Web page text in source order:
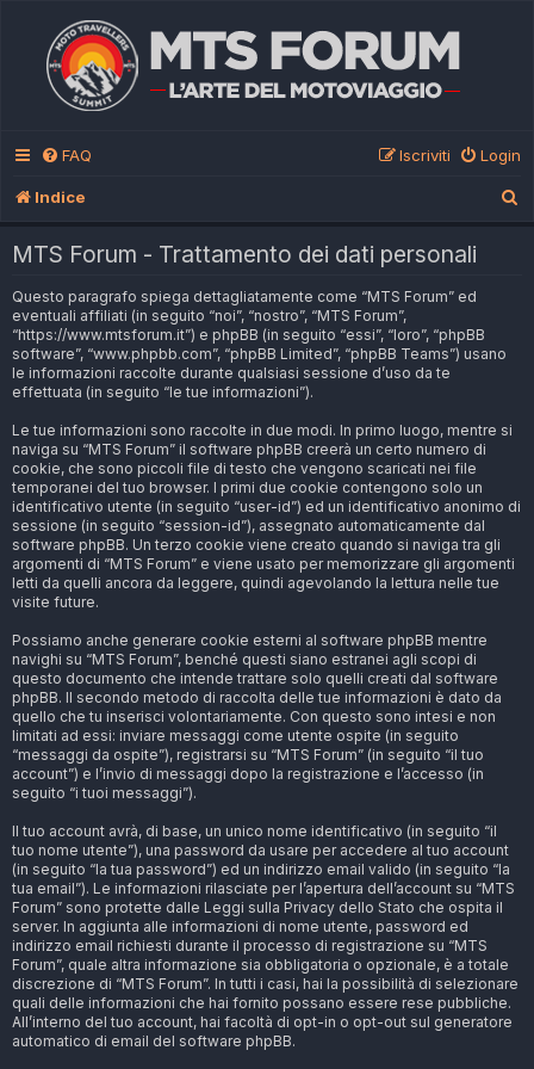
FAQ Login
Iscriviti
Indice
MTS Forum - Trattamento dei dati personali
Questo paragrafo spiega dettagliatamente come “MTS Forum” ed
eventuali affiliati (in seguito “noi”, “nostro”, “MTS Forum”,
“https://www.mtsforum.it”) e phpBB (in seguito “essi”, “loro”, “phpBB
software”, “www.phpbb.com”, “phpBB Limited”, “phpBB Teams”) usano
le informazioni raccolte durante qualsiasi sessione d’uso da te
effettuata (in seguito “le tue informazioni”).
Le tue informazioni sono raccolte in due modi. In primo luogo, mentre si
naviga su “MTS Forum” il software phpBB creerà un certo numero di
cookie, che sono piccoli file di testo che vengono scaricati nei file
temporanei del tuo browser. I primi due cookie contengono solo un
identificativo utente (in seguito “user-id”) ed un identificativo anonimo di
sessione (in seguito “session-id”), assegnato automaticamente dal
software phpBB. Un terzo cookie viene creato quando si naviga tra gli
argomenti di “MTS Forum” e viene usato per memorizzare gli argomenti
letti da quelli ancora da leggere, quindi agevolando la lettura nelle tue
visite future.
Possiamo anche generare cookie esterni al software phpBB mentre
navighi su “MTS Forum”, benché questi siano estranei agli scopi di
questo documento che intende trattare solo quelli creati dal software
phpBB. Il secondo metodo di raccolta delle tue informazioni è dato da
quello che tu inserisci volontariamente. Con questo sono intesi e non
limitati ad essi: inviare messaggi come utente ospite (in seguito
“messaggi da ospite”), registrarsi su “MTS Forum” (in seguito “il tuo
account”) e l’invio di messaggi dopo la registrazione e l’accesso (in
seguito “i tuoi messaggi”).
Il tuo account avrà, di base, un unico nome identificativo (in seguito “il
tuo nome utente”), una password da usare per accedere al tuo account
(in seguito “la tua password”) ed un indirizzo email valido (in seguito “la
tua email”). Le informazioni rilasciate per l’apertura dell’account su “MTS
Forum” sono protette dalle Leggi sulla Privacy dello Stato che ospita il
server. In aggiunta alle informazioni di nome utente, password ed
indirizzo email richiesti durante il processo di registrazione su “MTS
Forum”, quale altra informazione sia obbligatoria o opzionale, è a totale
discrezione di “MTS Forum”. In tutti i casi, hai la possibilità di selezionare
quali delle informazioni che hai fornito possano essere rese pubbliche.
All’interno del tuo account, hai facoltà di opt-in o opt-out sul generatore
automatico di email del software phpBB.